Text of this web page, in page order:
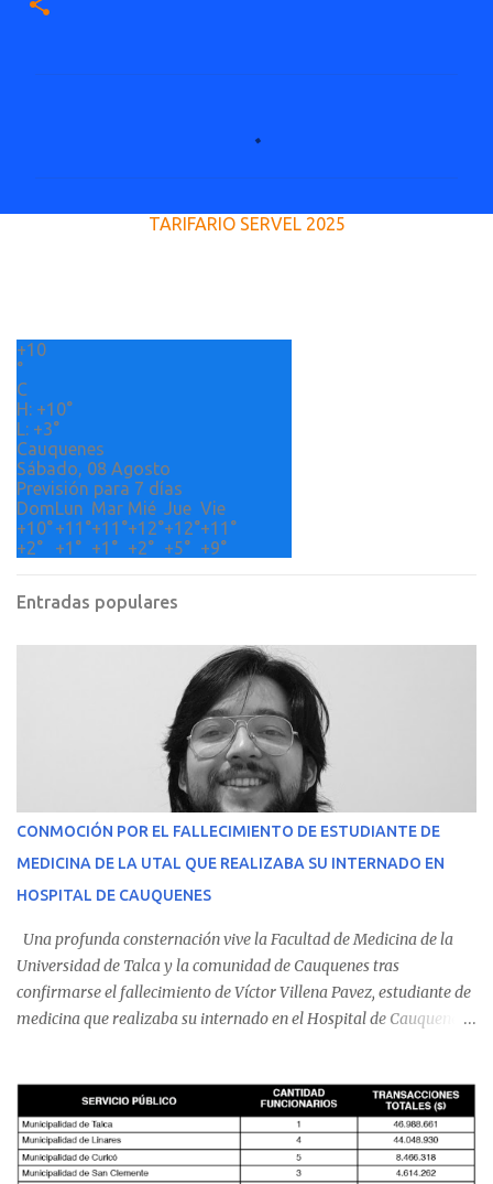
i
s
TARIFARIO SERVEL 2025
+10
°
C
H: +10°
L: +3°
Cauquenes
Sábado, 08 Agosto
Previsión para 7 días
DomLun Mar Mié Jue Vie
+10°+11°+11°+12°+12°+11°
+2° +1° +1° +2° +5° +9°
Entradas populares
CONMOCIÓN POR EL FALLECIMIENTO DE ESTUDIANTE DE
MEDICINA DE LA UTAL QUE REALIZABA SU INTERNADO EN
HOSPITAL DE CAUQUENES
Una profunda consternación vive la Facultad de Medicina de la
Universidad de Talca y la comunidad de Cauquenes tras
confirmarse el fallecimiento de Víctor Villena Pavez, estudiante de
medicina que realizaba su internado en el Hospital de Cauquenes.
malestares físicos. Dada la complejidad de su estado de salud, el
equipo médico determinó su traslado de urgencia al Hospital
Regional de Talca y dado la urgencia la ambulancia partió hacia
Talca con escolta de Carabineros. En medio del traslado, el